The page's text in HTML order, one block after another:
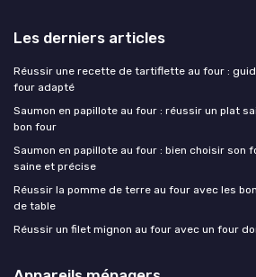
Les derniers articles
Réussir une recette de tartiflette au four :
four adapté
Saumon en papillote au four : réussir un plat
bon four
Saumon en papillote au four : bien choisir son
saine et précise
Réussir la pomme de terre au four avec les
de table
Réussir un filet mignon au four avec un four